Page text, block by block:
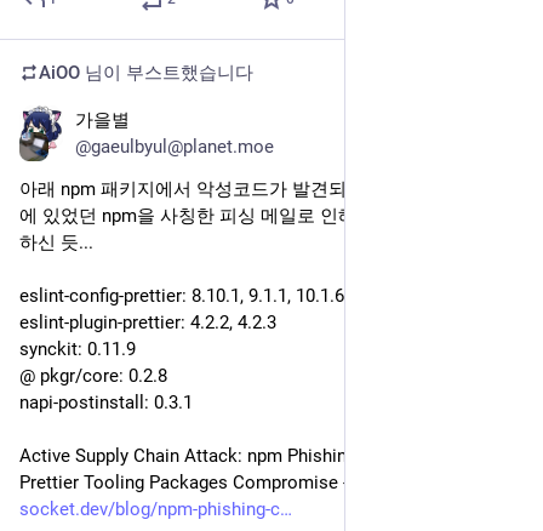
AiOO 님이 부스트했습니다
가을별
@gaeulbyul@planet.moe
아래 npm 패키지에서 악성코드가 발견되었다고 하네요. 최근
에 있었던 npm을 사칭한 피싱 메일로 인해 보안토큰을 탈취당
하신 듯...
eslint-config-prettier: 8.10.1, 9.1.1, 10.1.6, 10.1.7
eslint-plugin-prettier: 4.2.2, 4.2.3
synckit: 0.11.9
@ pkgr/core: 0.2.8
napi-postinstall: 0.3.1
Active Supply Chain Attack: npm Phishing Campaign Leads to
Prettier Tooling Packages Compromise -
socket.dev/blog/npm-phishing-c